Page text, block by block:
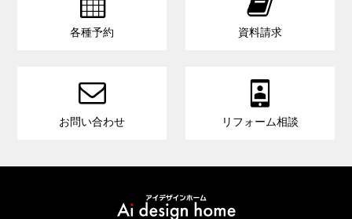
各種予約 資料請求

お問い合わせ

リフォーム相談